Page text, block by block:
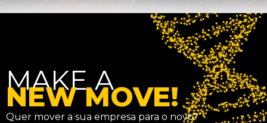
MAKE A
NEW MOVE!
Quer mover a sua empresa para o novo?